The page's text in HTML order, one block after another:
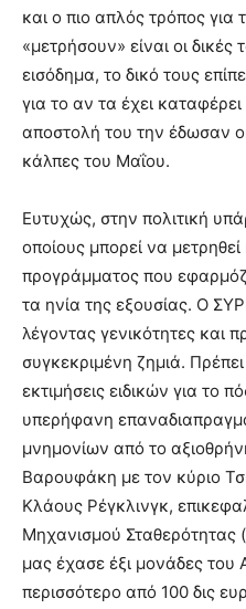
και ο πιο απλός τρόπος για
«μετρήσουν» είναι οι δικές
εισόδημα, το δικό τους
για το αν τα έχει
αποστολή του την έδωσαν
κάλπες του Μαΐου.
Ευτυχώς, στην πολιτική
οποίους μπορεί να
προγράμματος που
τα ηνία της εξουσίας. Ο
λέγοντας γενικότητες και
συγκεκριμένη ζημιά.
εκτιμήσεις ειδικών για το
υπερήφανη
μνημονίων από το
Βαρουφάκη με τον κύριο
Κλάους Ρέγκλινγκ,
Μηχανισμού Σταθερότητας
μας έχασε έξι μονάδες
περισσότερο από 100 δις